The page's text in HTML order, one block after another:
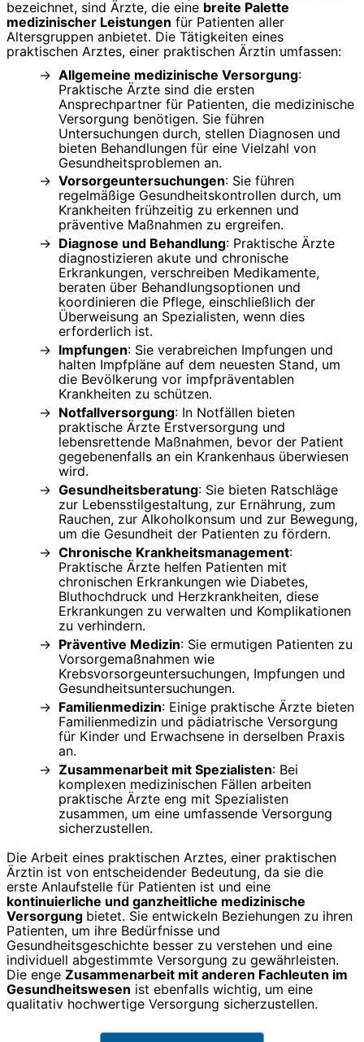
bezeichnet, sind Ärzte, die eine breite Palette
medizinischer Leistungen für Patienten aller
Altersgruppen anbietet. Die Tätigkeiten eines
praktischen Arztes, einer praktischen Ärztin umfassen:
Allgemeine medizinische Versorgung:
Praktische Ärzte sind die ersten
Ansprechpartner für Patienten, die medizinische
Versorgung benötigen. Sie führen
Untersuchungen durch, stellen Diagnosen und
bieten Behandlungen für eine Vielzahl von
Gesundheitsproblemen an.
Vorsorgeuntersuchungen: Sie führen
regelmäßige Gesundheitskontrollen durch, um
Krankheiten frühzeitig zu erkennen und
präventive Maßnahmen zu ergreifen.
Diagnose und Behandlung: Praktische Ärzte
diagnostizieren akute und chronische
Erkrankungen, verschreiben Medikamente,
beraten über Behandlungsoptionen und
koordinieren die Pflege, einschließlich der
Überweisung an Spezialisten, wenn dies
erforderlich ist.
Impfungen: Sie verabreichen Impfungen und
halten Impfpläne auf dem neuesten Stand, um
die Bevölkerung vor impfpräventablen
Krankheiten zu schützen.
Notfallversorgung: In Notfällen bieten
praktische Ärzte Erstversorgung und
lebensrettende Maßnahmen, bevor der Patient
gegebenenfalls an ein Krankenhaus überwiesen
wird.
Gesundheitsberatung: Sie bieten Ratschläge
zur Lebensstilgestaltung, zur Ernährung, zum
Rauchen, zur Alkoholkonsum und zur Bewegung,
um die Gesundheit der Patienten zu fördern.
Chronische Krankheitsmanagement:
Praktische Ärzte helfen Patienten mit
chronischen Erkrankungen wie Diabetes,
Bluthochdruck und Herzkrankheiten, diese
Erkrankungen zu verwalten und Komplikationen
zu verhindern.
Präventive Medizin: Sie ermutigen Patienten zu
Vorsorgemaßnahmen wie
Krebsvorsorgeuntersuchungen, Impfungen und
Gesundheitsuntersuchungen.
Familienmedizin: Einige praktische Ärzte bieten
Familienmedizin und pädiatrische Versorgung
für Kinder und Erwachsene in derselben Praxis
an.
Zusammenarbeit mit Spezialisten: Bei
komplexen medizinischen Fällen arbeiten
praktische Ärzte eng mit Spezialisten
zusammen, um eine umfassende Versorgung
sicherzustellen.
Die Arbeit eines praktischen Arztes, einer praktischen
Ärztin ist von entscheidender Bedeutung, da sie die
erste Anlaufstelle für Patienten ist und eine
kontinuierliche und ganzheitliche medizinische
Versorgung bietet. Sie entwickeln Beziehungen zu ihren
Patienten, um ihre Bedürfnisse und
Gesundheitsgeschichte besser zu verstehen und eine
individuell abgestimmte Versorgung zu gewährleisten.
Die enge Zusammenarbeit mit anderen Fachleuten im
Gesundheitswesen ist ebenfalls wichtig, um eine
qualitativ hochwertige Versorgung sicherzustellen.